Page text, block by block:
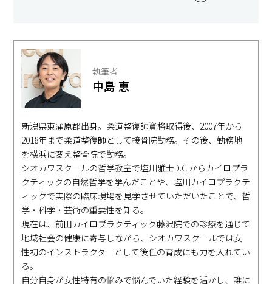
執筆者
中島 恵
新潟県東蒲原郡出身。柔道整復師資格取得後、2007年から
2018年まで柔道整復師として接骨院勤務。その後、勤務地
を横浜に変え整骨院で勤務。
シオカワスクールの哲学教室で塩川雅士D.C.からカイロプラ
クティックの自然哲学を学んだことや、塩川カイロプラクテ
ィックで実際の臨床現場を見学させていただいたことで、哲
学・科学・芸術の重要性を知る。
現在は、前田カイロプラクティック藤沢院での診療を通じて
地域社会の健康に寄与しながら、シオカワスクールでは女
性初のインストラクターとして後任の育成にも力を入れてい
る。
自分自身が女性特有の悩みで悩んでいた経験を活かし、誰に